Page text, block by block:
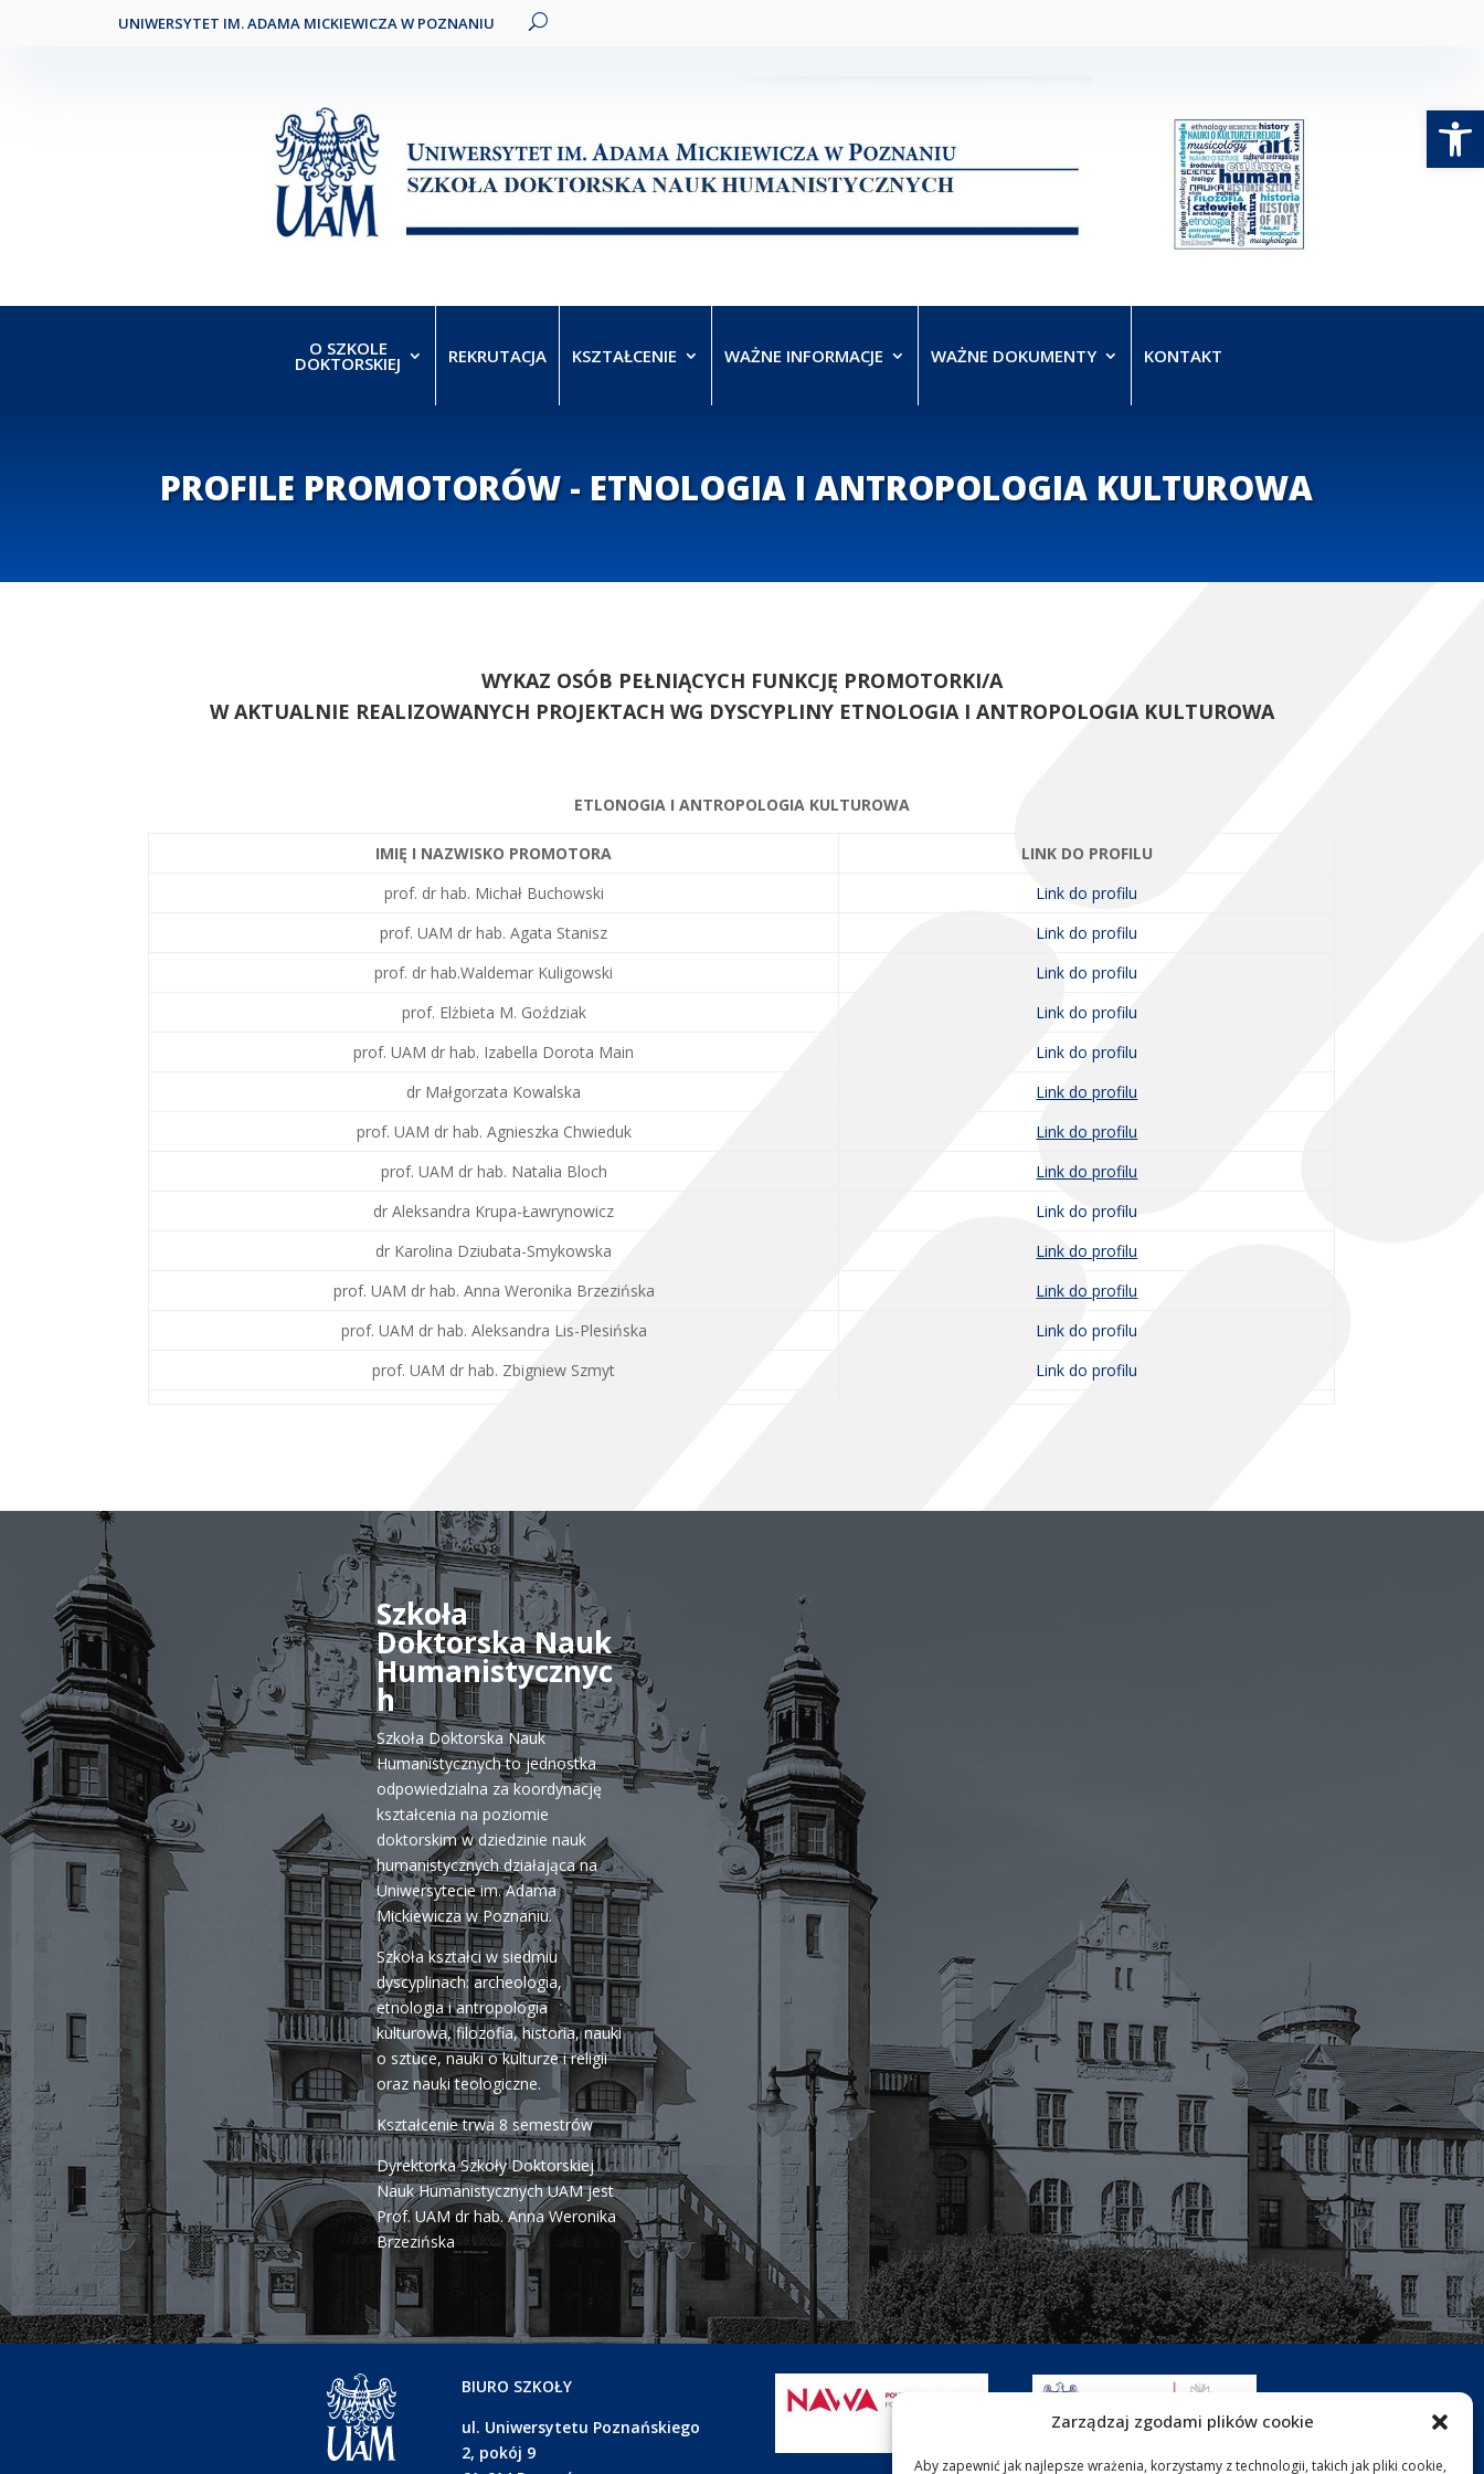
Zarządzaj zgodami plików cookie
Aby zapewnić jak najlepsze wrażenia, korzystamy z technologii, takich jak pliki cookie,
UNIWERSYTET IM. ADAMA MICKIEWICZA W POZNANIU
O SZKOLE
DOKTORSKIEJ REKRUTACJA KSZTAŁCENIE WAŻNE INFORMACJE WAŻNE DOKUMENTY KONTAKT
PROFILE PROMOTORÓW - ETNOLOGIA I ANTROPOLOGIA KULTUROWA
WYKAZ OSÓB PEŁNIĄCYCH FUNKCJĘ PROMOTORKI/A
W AKTUALNIE REALIZOWANYCH PROJEKTACH WG DYSCYPLINY ETNOLOGIA I ANTROPOLOGIA KULTUROWA
ETLONOGIA I ANTROPOLOGIA KULTUROWA
IMIĘ I NAZWISKO PROMOTORA
LINK DO PROFILU
prof. dr hab. Michał Buchowski
Link do profilu
prof. UAM dr hab. Agata Stanisz
Link do profilu
prof. dr hab.Waldemar Kuligowski
Link do profilu
prof. Elżbieta M. Goździak
Link do profilu
prof. UAM dr hab. Izabella Dorota Main
Link do profilu
dr Małgorzata Kowalska
Link do profilu
prof. UAM dr hab. Agnieszka Chwieduk
Link do profilu
prof. UAM dr hab. Natalia Bloch
Link do profilu
dr Aleksandra Krupa-Ławrynowicz
Link do profilu
dr Karolina Dziubata-Smykowska
Link do profilu
prof. UAM dr hab. Anna Weronika Brzezińska
Link do profilu
prof. UAM dr hab. Aleksandra Lis-Plesińska
Link do profilu
prof. UAM dr hab. Zbigniew Szmyt
Link do profilu
Szkoła
Doktorska Nauk
Humanistycznyc
h
Szkoła Doktorska Nauk
Humanistycznych to jednostka
odpowiedzialna za koordynację
kształcenia na poziomie
doktorskim w dziedzinie nauk
humanistycznych działająca na
Uniwersytecie im. Adama
Mickiewicza w Poznaniu.
Szkoła kształci w siedmiu
dyscyplinach: archeologia,
etnologia i antropologia
kulturowa, filozofia, historia, nauki
o sztuce, nauki o kulturze i religii
oraz nauki teologiczne.
Kształcenie trwa 8 semestrów
Dyrektorka Szkoły Doktorskiej
Nauk Humanistycznych UAM jest
Prof. UAM dr hab. Anna Weronika
Brzezińska
BIURO SZKOŁY
ul. Uniwersytetu Poznańskiego
2, pokój 9